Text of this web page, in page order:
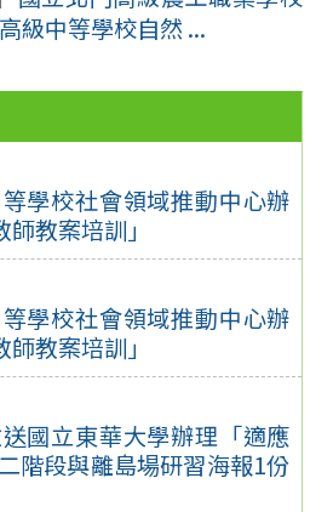
學校社會領域推動中心辦
教案培訓」
學校社會領域推動中心辦
教案培訓」
國立東華大學辦理「適應
階段與離島場研習海報1份
級中等學校自然 ...